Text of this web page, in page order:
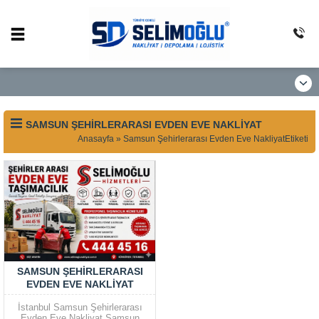
SAMSUN ŞEHIRLERARASI EVDEN EVE NAKLIYAT
Anasayfa » Samsun Şehirlerarası Evden Eve NakliyatEtiketi
SAMSUN ŞEHIRLERARASI
EVDEN EVE NAKLIYAT
İstanbul Samsun Şehirlerarası